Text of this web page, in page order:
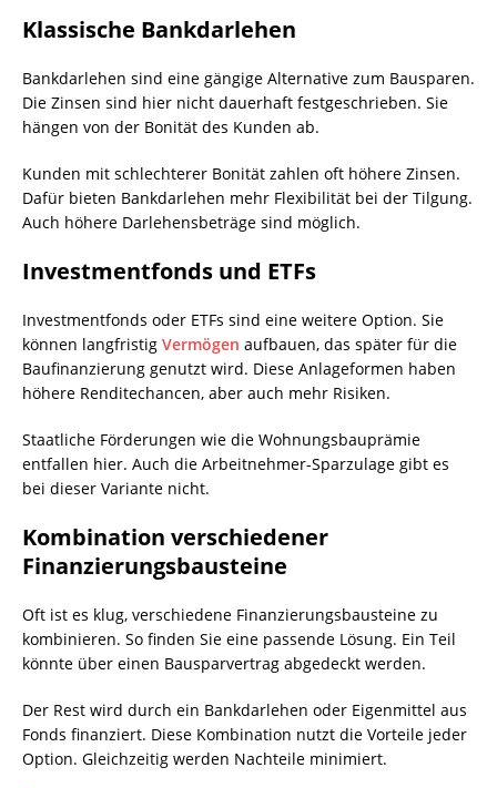
Klassische Bankdarlehen
Bankdarlehen sind eine gängige Alternative zum Bausparen.
Die Zinsen sind hier nicht dauerhaft festgeschrieben. Sie
hängen von der Bonität des Kunden ab.
Kunden mit schlechterer Bonität zahlen oft höhere Zinsen.
Dafür bieten Bankdarlehen mehr Flexibilität bei der Tilgung.
Auch höhere Darlehensbeträge sind möglich.
Investmentfonds und ETFs
Investmentfonds oder ETFs sind eine weitere Option. Sie
können langfristig Vermögen aufbauen, das später für die
Baufinanzierung genutzt wird. Diese Anlageformen haben
höhere Renditechancen, aber auch mehr Risiken.
Staatliche Förderungen wie die Wohnungsbauprämie
entfallen hier. Auch die Arbeitnehmer-Sparzulage gibt es
bei dieser Variante nicht.
Kombination verschiedener
Finanzierungsbausteine
Oft ist es klug, verschiedene Finanzierungsbausteine zu
kombinieren. So finden Sie eine passende Lösung. Ein Teil
könnte über einen Bausparvertrag abgedeckt werden.
Der Rest wird durch ein Bankdarlehen oder Eigenmittel aus
Fonds finanziert. Diese Kombination nutzt die Vorteile jeder
Option. Gleichzeitig werden Nachteile minimiert.